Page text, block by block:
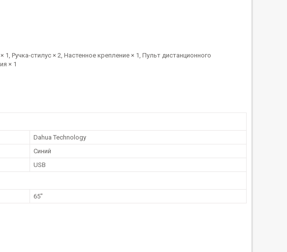
Ручка-стилус × 2, Настенное крепление × 1, Пульт дистанционного
× 1
Dahua Technology
Синий
USB
65"